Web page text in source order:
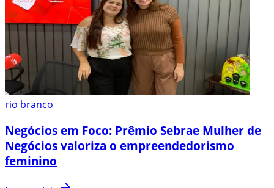
rio branco
Negócios em Foco: Prêmio Sebrae Mulher de
Negócios valoriza o empreendedorismo
feminino